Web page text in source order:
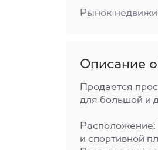
Рынок
Описание
Продается
для большой и
Расположение:
и спортивной